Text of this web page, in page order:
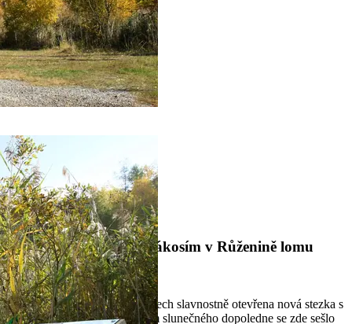
1
Domů
Tisk a média
Aktuality
Otevření stezky Cesta rákosím v Růženině lomu
24. Říjen 2016
V neděli 16. října byla na Hádech slavnostně otevřena nová stezka s
názvem Cesta rákosím. Během slunečného dopoledne se zde sešlo